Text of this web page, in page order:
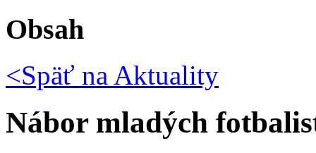
Obsah
<Späť na Aktuality
Nábor mladých